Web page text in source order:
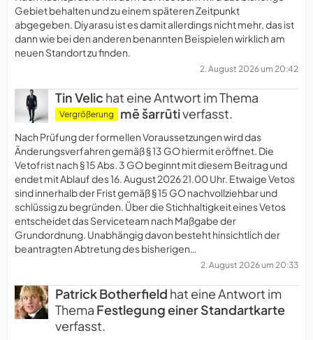
Gebiet behalten und zu einem späteren Zeitpunkt
abgegeben. Diyarasu ist es damit allerdings nicht mehr, das ist
dann wie bei den anderen benannten Beispielen wirklich am
neuen Standort zu finden.
2. August 2026 um 20:42
Tin Velic hat eine Antwort im Thema
Vergrößerung mē šarrūtiverfasst.
Nach Prüfung der formellen Voraussetzungen wird das
Änderungsverfahren gemäß § 13 GO hiermit eröffnet. Die
Vetofrist nach § 15 Abs. 3 GO beginnt mit diesem Beitrag und
endet mit Ablauf des 16. August 2026 21.00 Uhr. Etwaige Vetos
sind innerhalb der Frist gemäß § 15 GO nachvollziehbar und
schlüssig zu begründen. Über die Stichhaltigkeit eines Vetos
entscheidet das Serviceteam nach Maßgabe der
Grundordnung. Unabhängig davon besteht hinsichtlich der
beantragten Abtretung des bisherigen…
2. August 2026 um 20:33
Patrick Botherfield hat eine Antwort im
Thema Festlegung einer Standartkarte
verfasst.